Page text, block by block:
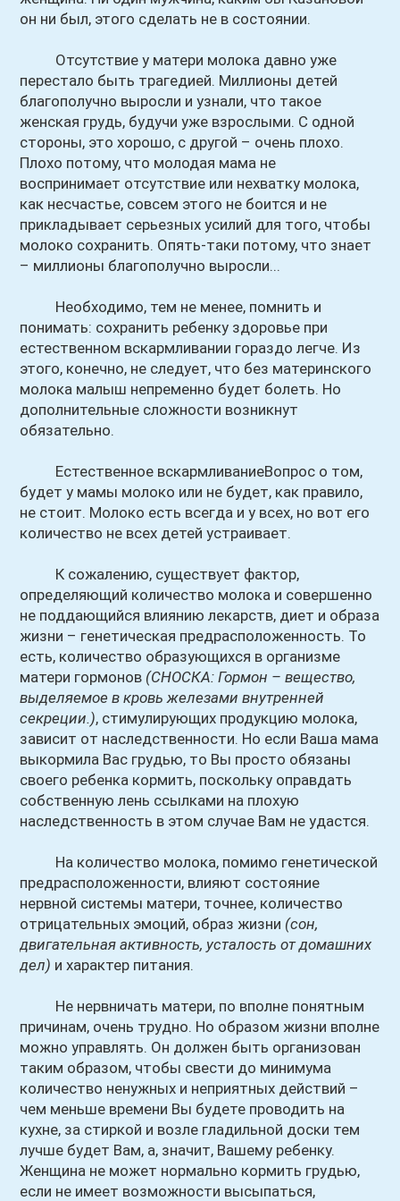
он ни был, этого сделать не в состоянии.
Отсутствие у матери молока давно уже
перестало быть трагедией. Миллионы детей
благополучно выросли и узнали, что такое
женская грудь, будучи уже взрослыми. С одной
стороны, это хорошо, с другой – очень плохо.
Плохо потому, что молодая мама не
воспринимает отсутствие или нехватку молока,
как несчастье, совсем этого не боится и не
прикладывает серьезных усилий для того, чтобы
молоко сохранить. Опять-таки потому, что знает
– миллионы благополучно выросли...
Необходимо, тем не менее, помнить и
понимать: сохранить ребенку здоровье при
естественном вскармливании гораздо легче. Из
этого, конечно, не следует, что без материнского
молока малыш непременно будет болеть. Но
дополнительные сложности возникнут
обязательно.
Естественное вскармливаниеВопрос о том,
будет у мамы молоко или не будет, как правило,
не стоит. Молоко есть всегда и у всех, но вот его
количество не всех детей устраивает.
К сожалению, существует фактор,
определяющий количество молока и совершенно
не поддающийся влиянию лекарств, диет и образа
жизни – генетическая предрасположенность. То
есть, количество образующихся в организме
матери гормонов (СНОСКА: Гормон – вещество,
выделяемое в кровь железами внутренней
секреции.), стимулирующих продукцию молока,
зависит от наследственности. Но если Ваша мама
выкормила Вас грудью, то Вы просто обязаны
своего ребенка кормить, поскольку оправдать
собственную лень ссылками на плохую
наследственность в этом случае Вам не удастся.
На количество молока, помимо генетической
предрасположенности, влияют состояние
нервной системы матери, точнее, количество
отрицательных эмоций, образ жизни (сон,
двигательная активность, усталость от домашних
дел) и характер питания.
Не нервничать матери, по вполне понятным
причинам, очень трудно. Но образом жизни вполне
можно управлять. Он должен быть организован
таким образом, чтобы свести до минимума
количество ненужных и неприятных действий –
чем меньше времени Вы будете проводить на
кухне, за стиркой и возле гладильной доски тем
лучше будет Вам, а, значит, Вашему ребенку.
Женщина не может нормально кормить грудью,
если не имеет возможности высыпаться,